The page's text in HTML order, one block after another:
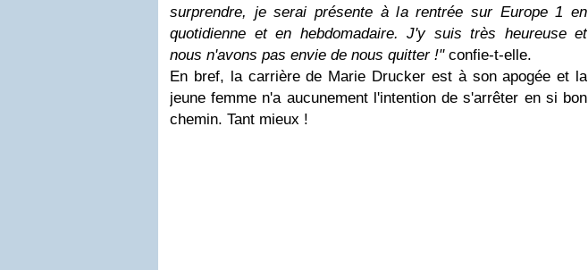
surprendre, je serai présente à la rentrée sur Europe 1 en
quotidienne et en hebdomadaire. J'y suis très heureuse et
nous n'avons pas envie de nous quitter !"confie-t-elle.
En bref, la carrière de Marie Drucker est à son apogée et la
jeune femme n'a aucunement l'intention de s'arrêter en si bon
chemin. Tant mieux !